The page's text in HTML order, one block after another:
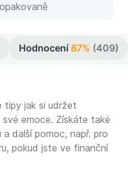
Hodnocení87% (409)
tipy jak si udržet
emoce. Získáte také
další pomoc, např. pro
pokud jste ve finanční